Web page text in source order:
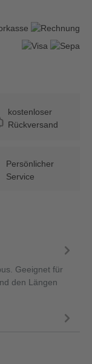
kostenloser
Rückversand
Persönlicher
Service
Geeignet für
den Längen